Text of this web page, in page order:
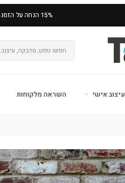
15% הנחה על הזמנה ראשונה
עיצוב אישי השראה מלקוחות